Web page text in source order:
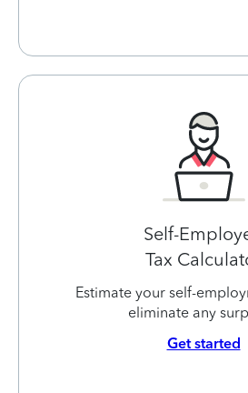
Self-
Tax
Estimate your self-
eliminate any
Get started